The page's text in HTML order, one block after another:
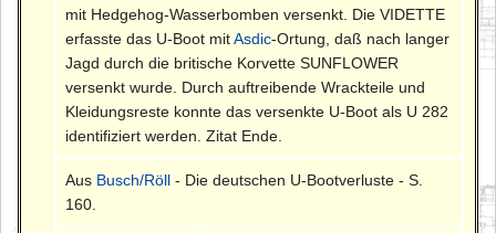
mit Hedgehog-Wasserbomben versenkt. Die VIDETTE
erfasste das U-Boot mitAsdic-Ortung, daß nach langer
Jagd durch die britische Korvette SUNFLOWER
versenkt wurde. Durch auftreibende Wrackteile und
Kleidungsreste konnte das versenkte U-Boot als U 282
identifiziert werden. Zitat Ende.
Aus Busch/Röll - Die deutschen U-Bootverluste - S.
160.